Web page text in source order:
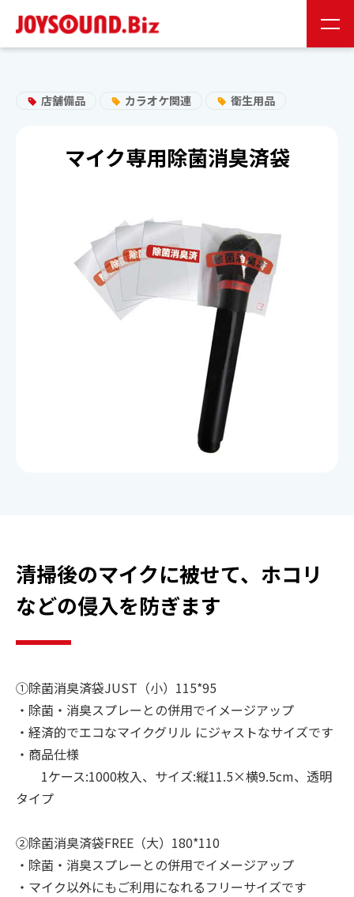
0120-141-224
お問い合わせ
JOYSOUNDの特長
営業所一覧
店舗備品 カラオケ関連 衛生用品
マイク専用除菌消臭済袋
清掃後のマイクに被せて、ホコリ
などの侵入を防ぎます
①除菌消臭済袋JUST（小）115*95
・除菌・消臭スプレーとの併用でイメージアップ
・経済的でエコなマイクグリル にジャストなサイズです
・商品仕様
1ケース:1000枚入、サイズ:縦11.5×横9.5cm、透明
タイプ
②除菌消臭済袋FREE（大）180*110
・除菌・消臭スプレーとの併用でイメージアップ
・マイク以外にもご利用になれるフリーサイズです